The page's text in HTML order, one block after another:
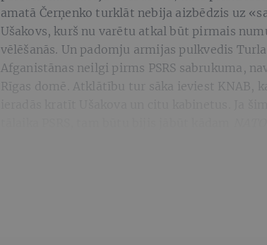
amatā Čerņenko turklāt nebija aizbēdzis uz
Ušakovs, kurš nu varētu atkal būt pirmais
vēlēšanās. Un padomju armijas pulkvedis
Afganistānas neilgi pirms PSRS sabrukuma,
Rīgas domē. Atklātību tur sāka ieviest KNAB,